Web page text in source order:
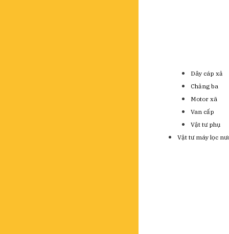
Dây cáp xả
Chảng ba
Motor xã
Van cấp
Vật tư phụ
Vật tư máy lọc